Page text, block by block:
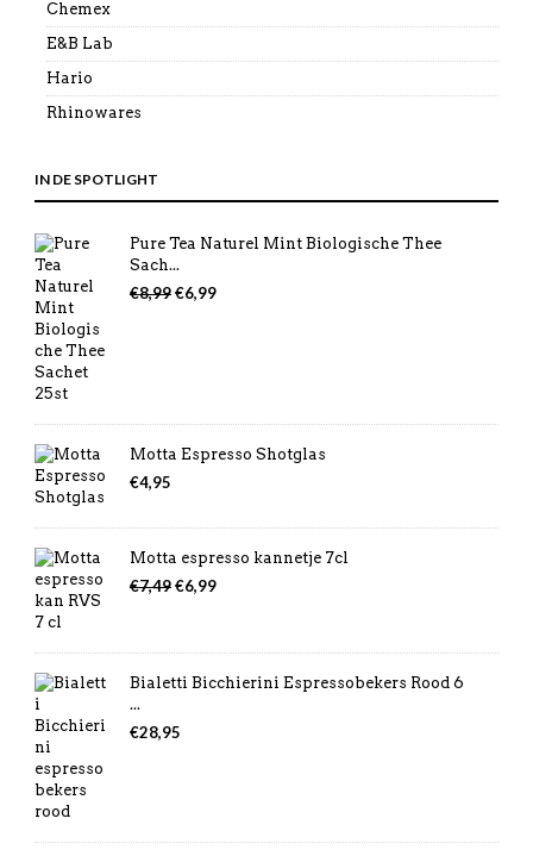
Chemex
E&B Lab
Hario
Rhinowares
IN DE SPOTLIGHT
Pure Tea Naturel Mint Biologische Thee
Sach...
€8,99 Oorspronkelijke
€6,99Huidige
Motta Espresso Shotglas
€4,95
Motta espresso kannetje 7cl
€7,49 Oorspronkelijke
€7,49.
€6,99Huidige
€6,99.
Bialetti Bicchierini Espressobekers Rood 6
...
€28,95